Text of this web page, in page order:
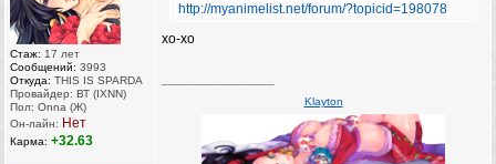
Стаж: 17 лет
Сообщений: 3993
Откуда: THIS IS SPARDA
Провайдер: ВТ (IXNN)
Пол: Onna (Ж)
Он-лайн: Нет
Карма: +32.63
http://myanimelist.net/forum/?topicid=198078
хо-хо
Klayton